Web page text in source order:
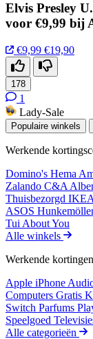
Elvis Presley
voor €9,99 bij
€9,99 €19,90
178
1
Lady-Sale
Populaire winkels
Werkende
Domino's Hema
Zalando C&A
Thuisbezorgd IKEA
ASOS
Tui About You
Alle winkels
Werkende
Apple iPhone
Computers Gratis
Switch Parfums
Speelgoed
Alle categorieën